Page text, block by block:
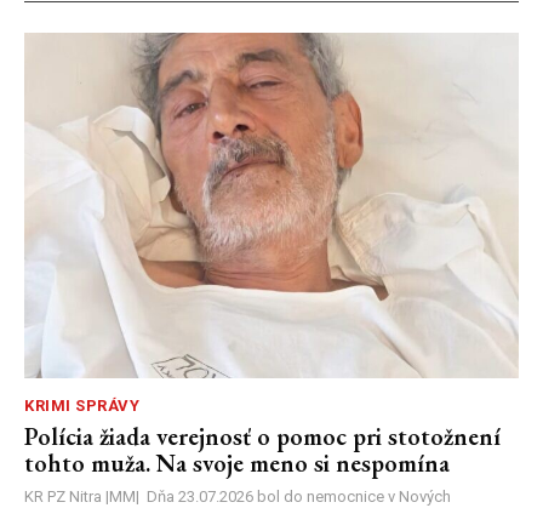
KRIMI SPRÁVY
Polícia žiada verejnosť o pomoc pri stotožnení
tohto muža. Na svoje meno si nespomína
KR PZ Nitra |MM| Dňa 23.07.2026 bol do nemocnice v Nových